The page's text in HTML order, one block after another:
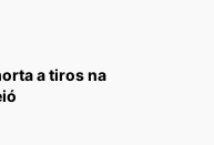
a tiros na